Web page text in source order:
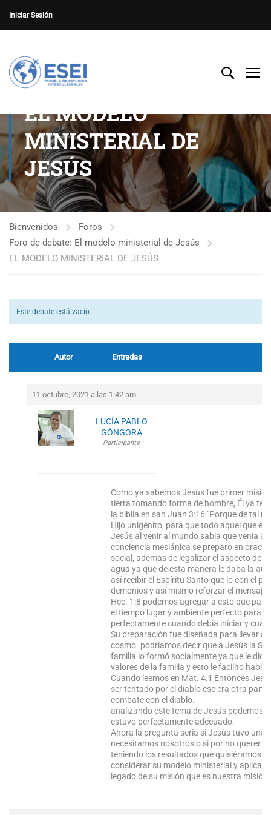
Iniciar Sesión
EL MODELO
MINISTERIAL DE
JESÚS
Bienvenidos
Foros
Foro de debate: El modelo ministerial de Jesús
EL MODELO MINISTERIAL DE JESÚS
Este debate está vacío.
Autor Entradas
11 octubre, 2021 a las 1:42 am
LUCÍA PABLO
GÓNGORA
Participante
Como ya sabemos Jesús fue primer
tierra tomando forma de hombre, Él ya
la biblia en san Juan 3:16 `Porque de tal
Hijo unigénito, para que todo aquel que
Jesús al venir al mundo sabia que venia a
conciencia mesiánica se preparo en
social, ademas de legalizar el aspecto de
agua ya que de esta manera le daba la
así recibir el Espíritu Santo que lo con el
demonios y así mismo reforzar el mensaje
Hec. 1:8 podemos agregar a esto que
el tiempo lugar y ambiente perfecto para
perfectamente cuando debía iniciar y
Su preparación fue diseñada para llevar
cosmo. podríamos decir que a Jesús la
familia lo formó socialmente ya que le dio
valores de la familia y esto le facilito
Cuando leemos en Mat. 4:1 Entonces
ser tentado por el diablo ese era otra
combate con el diablo.
analizando este tema de Jesús podemos
estuvo perfectamente adecuado.
Ahora la pregunta sería si Jesús tuvo una
necesitamos nosotros o si por no querer
teniendo los resultados que quisiéramos
considerar su modelo ministerial y
legado de su misión que es nuestra misión.